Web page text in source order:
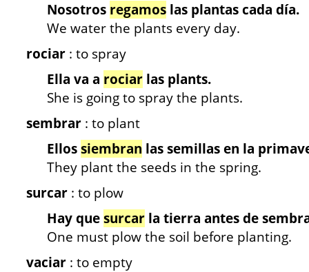
Nosotros regamos las plantas cada día.
We water the plants every day.
rociar : to spray
Ella va a rociar las plants.
She is going to spray the plants.
sembrar : to plant
Ellossiembran las semillas en la
They plant the seeds in the spring.
surcar : to plow
Hay quesurcar la tierra antes de
One must plow the soil before planting.
vaciar : to empty